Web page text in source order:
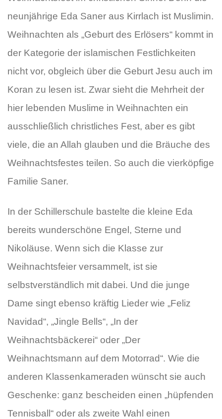
neunjährige Eda Saner aus Kirrlach ist Muslimin.
Weihnachten als „Geburt des Erlösers“ kommt in
der Kategorie der islamischen Festlichkeiten
nicht vor, obgleich über die Geburt Jesu auch im
Koran zu lesen ist. Zwar sieht die Mehrheit der
hier lebenden Muslime in Weihnachten ein
ausschließlich christliches Fest, aber es gibt
viele, die an Allah glauben und die Bräuche des
Weihnachtsfestes teilen. So auch die vierköpfige
Familie Saner.
In der Schillerschule bastelte die kleine Eda
bereits wunderschöne Engel, Sterne und
Nikoläuse. Wenn sich die Klasse zur
Weihnachtsfeier versammelt, ist sie
selbstverständlich mit dabei. Und die junge
Dame singt ebenso kräftig Lieder wie „Feliz
Navidad“, „Jingle Bells“, „In der
Weihnachtsbäckerei“ oder „Der
Weihnachtsmann auf dem Motorrad“. Wie die
anderen Klassenkameraden wünscht sie auch
Geschenke: ganz bescheiden einen „hüpfenden
Tennisball“ oder als zweite Wahl einen